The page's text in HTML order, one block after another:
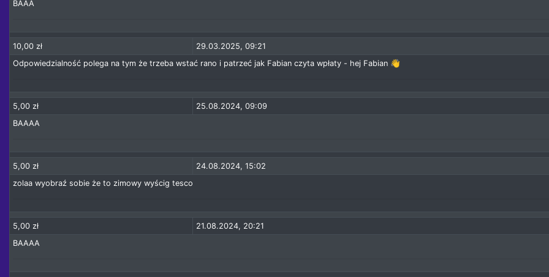
BAAA
10,00 zł
29.03.2025, 09:21
Odpowiedzialność polega na tym że trzeba wstać rano i patrzeć jak Fabian czyta wpłaty - hej Fabian 👋
5,00 zł
25.08.2024, 09:09
BAAAA
5,00 zł
24.08.2024, 15:02
zolaa wyobraź sobie że to zimowy wyścig tesco
5,00 zł
21.08.2024, 20:21
BAAAA